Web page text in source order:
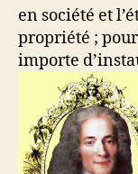
en société et
propriété ;
importe